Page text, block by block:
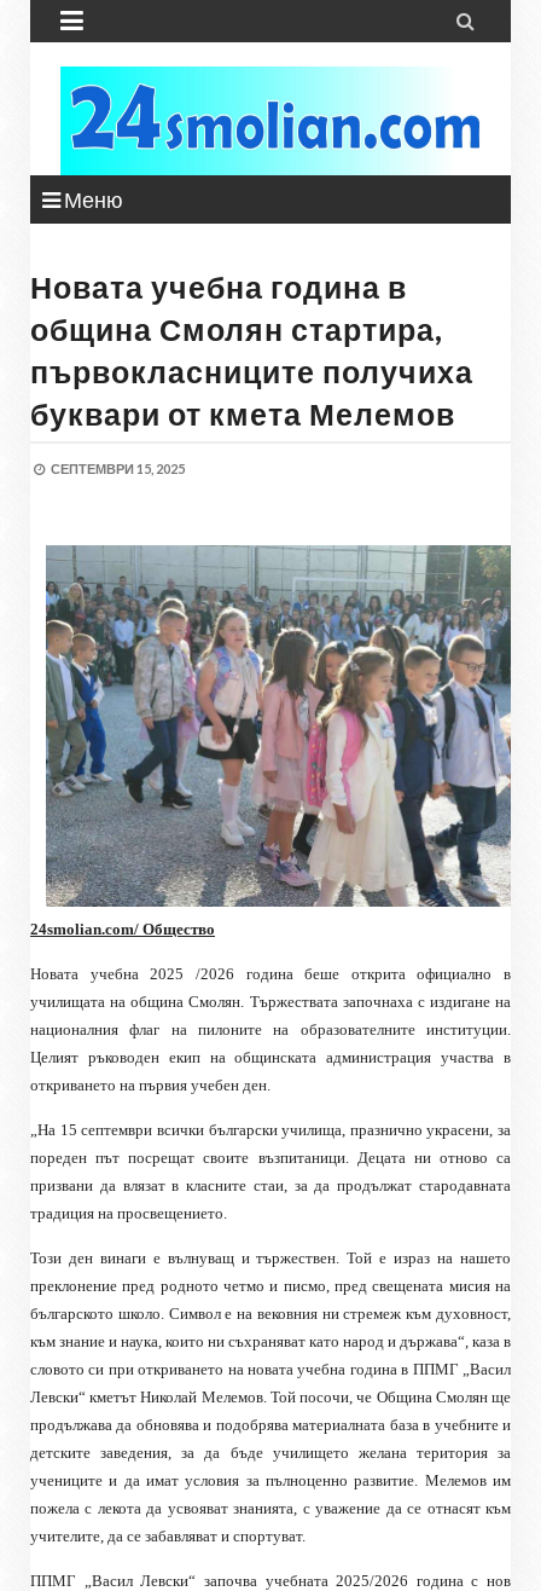
 
Меню
Новата учебна година в
община Смолян стартира,
първокласниците получиха
буквари от кмета Мелемов
СЕПТЕМВРИ 15, 2025
24smolian.com/ Общество
Новата учебна 2025 /2026 година беше открита официално в
училищата на община Смолян. Тържествата започнаха с издигане на
националния флаг на пилоните на образователните институции.
Целият ръководен екип на общинската администрация участва в
откриването на първия учебен ден.
„На 15 септември всички български училища, празнично украсени, за
пореден път посрещат своите възпитаници. Децата ни отново са
призвани да влязат в класните стаи, за да продължат стародавната
традиция на просвещението.
Този ден винаги е вълнуващ и тържествен. Той е израз на нашето
преклонение пред родното четмо и писмо, пред свещената мисия на
българското школо. Символ е на вековния ни стремеж към духовност,
към знание и наука, които ни съхраняват като народ и държава“, каза в
словото си при откриването на новата учебна година в ППМГ „Васил
Левски“ кметът Николай Мелемов. Той посочи, че Община Смолян ще
продължава да обновява и подобрява материалната база в учебните и
детските заведения, за да бъде училището желана територия за
учениците и да имат условия за пълноценно развитие. Мелемов им
пожела с лекота да усвояват знанията, с уважение да се отнасят към
учителите, да се забавляват и спортуват.
ППМГ „Васил Левски“ започва учебната 2025/2026 година с нов